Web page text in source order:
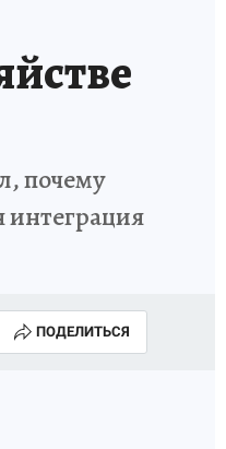
почему
интеграция
ПОДЕЛИТЬСЯ